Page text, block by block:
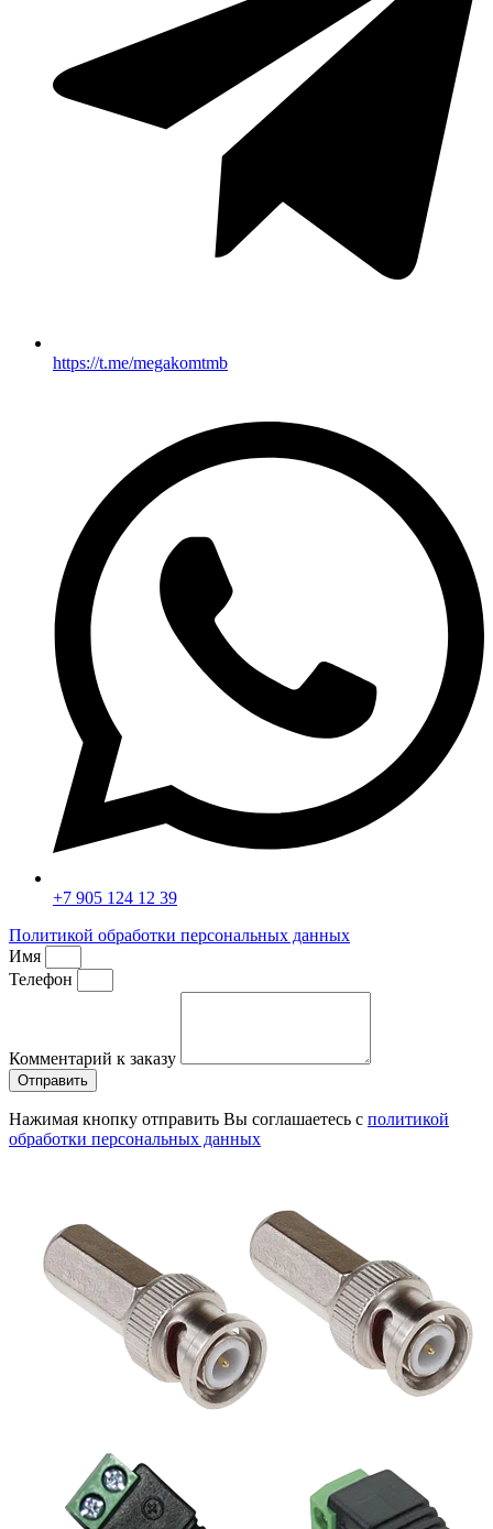
https://t.me/megakomtmb
+7 905 124 12 39
Политикой обработки персональных данных
Имя
Телефон
Комментарий к заказу
Отправить
Нажимая кнопку отправить Вы соглашаетесь с политикой
обработки персональных данных